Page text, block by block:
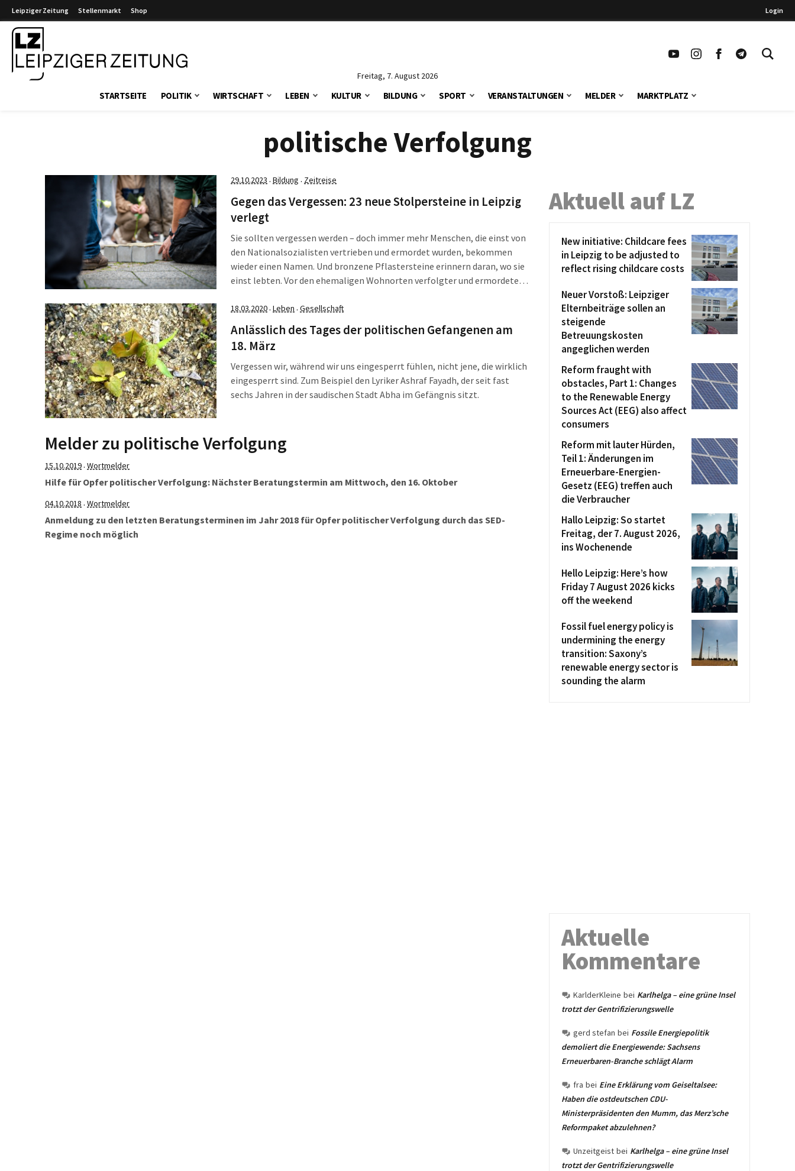
Leipziger Zeitung Stellenmarkt Shop Login
Freitag, 7. August 2026
STARTSEITE POLITIK WIRTSCHAFT LEBEN KULTUR BILDUNG SPORT VERANSTALTUNGEN MELDER MARKTPLATZ
politische Verfolgung
29.10.2023 · Bildung · Zeitreise
Gegen das Vergessen: 23 neue Stolpersteine in Leipzig
verlegt
Sie sollten vergessen werden – doch immer mehr Menschen, die einst von
den Nationalsozialisten vertrieben und ermordet wurden, bekommen
wieder einen Namen. Und bronzene Pflastersteine erinnern daran, wo sie
einst lebten. Vor den ehemaligen Wohnorten verfolgter und ermordeter
dem 26. Oktober, insgesamt 23 neue Stolpersteine im […]
18.03.2020· Leben · Gesellschaft
Anlässlich des Tages der politischen Gefangenen am
18. März
Vergessen wir, während wir uns eingesperrt fühlen, nicht jene, die wirklich
eingesperrt sind. Zum Beispiel den Lyriker Ashraf Fayadh, der seit fast
sechs Jahren in der saudischen Stadt Abha im Gefängnis sitzt.
Melder zu politische Verfolgung
15.10.2019· Wortmelder
Hilfe für Opfer politischer Verfolgung: Nächster Beratungstermin am Mittwoch, den 16. Oktober
04.10.2018 · Wortmelder
Anmeldung zu den letzten Beratungsterminen im Jahr 2018 für Opfer politischer Verfolgung durch das SED-
Regime noch möglich
Aktuell auf LZ
New initiative: Childcare fees
in Leipzig to be adjusted to
reflect rising childcare costs
Neuer Vorstoß: Leipziger
Elternbeiträge sollen an
steigende
Betreuungskosten
angeglichen werden
Reform fraught with
obstacles, Part 1: Changes
to the Renewable Energy
Sources Act (EEG) also affect
consumers
Reform mit lauter Hürden,
Teil 1: Änderungen im
Erneuerbare-Energien-
Gesetz (EEG) treffen auch
die Verbraucher
Hallo Leipzig: So startet
Freitag, der 7. August 2026,
ins Wochenende
Hello Leipzig: Here’s how
Friday 7 August 2026 kicks
off the weekend
Fossil fuel energy policy is
undermining the energy
transition: Saxony’s
renewable energy sector is
sounding the alarm
Aktuelle
Kommentare
KarlderKleine bei Karlhelga – eine grüne Insel
trotzt der Gentrifizierungswelle
gerd stefan bei Fossile Energiepolitik
demoliert die Energiewende: Sachsens
Erneuerbaren-Branche schlägt Alarm
fra bei Eine Erklärung vom Geiseltalsee:
Haben die ostdeutschen CDU-
Ministerpräsidenten den Mumm, das Merz’sche
Reformpaket abzulehnen?
Unzeitgeist bei Karlhelga – eine grüne Insel
trotzt der Gentrifizierungswelle